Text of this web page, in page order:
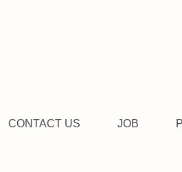
CONTACT US JOB